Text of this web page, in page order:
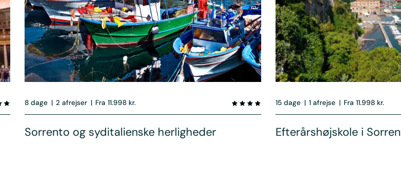
8 dage | 2 afrejser | Fra 11.998 kr.
Sorrento og syditalienske herligheder
15 dage | 1 afrejse | Fra 11.998 kr.
Efterårshøjskole i